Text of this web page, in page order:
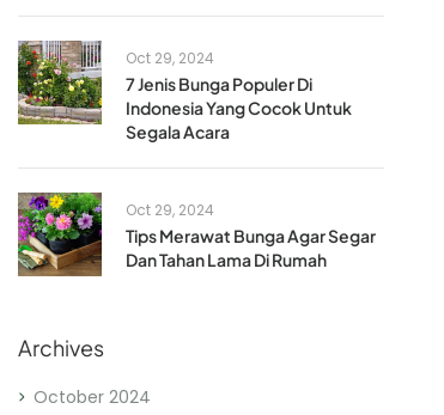
Oct 29, 2024
7 Jenis Bunga Populer Di
Indonesia Yang Cocok Untuk
Segala Acara
Oct 29, 2024
Tips Merawat Bunga Agar Segar
Dan Tahan Lama Di Rumah
Archives
October 2024